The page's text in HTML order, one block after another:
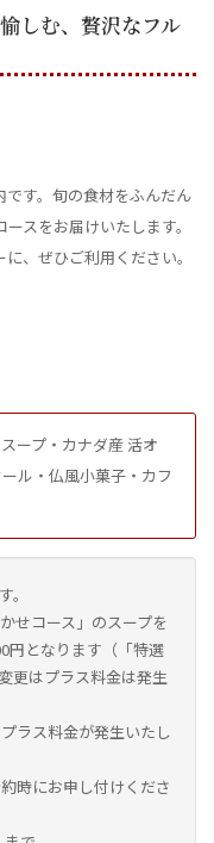
しむ、贅沢なフル
す。旬の食材をふんだん
スをお届けいたします。
、ぜひご利用ください。
ープ・カナダ産 活オ
ル・仏風小菓子・カフ
せコース」のスープを
円となります（「特選
更はプラス料金は発生
ラス料金が発生いたし
時にお申し付けくださ